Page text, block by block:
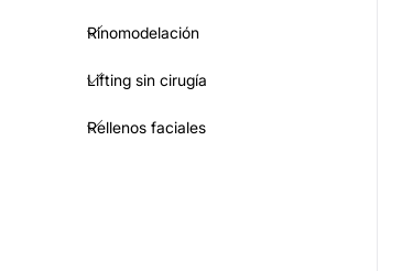
Rinomodelación
Lifting sin cirugía
Rellenos faciales